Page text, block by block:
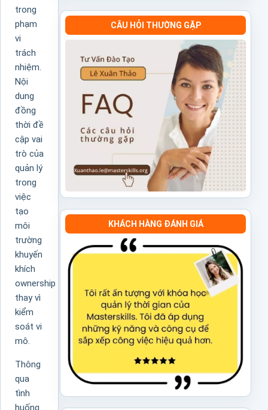
trong
phạm
vi
trách
nhiệm.
Nội
dung
đồng
thời đề
cập vai
trò của
quản lý
trong
việc
tạo
môi
trường
khuyến
khích
ownership
thay vì
kiểm
soát vi
mô.
Thông
qua
tình
huống
CÂU HỎI THƯỜNG GẶP
KHÁCH HÀNG ĐÁNH GIÁ